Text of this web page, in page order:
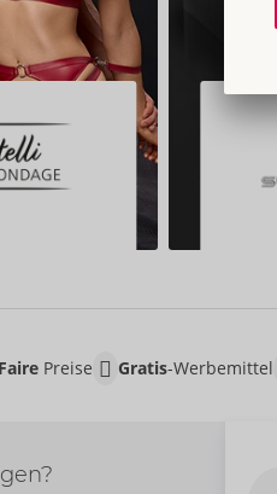
FairePreise Gratis-Werbemittel